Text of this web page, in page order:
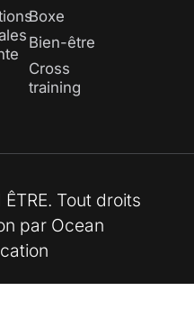
Boxe
Bien-être
Cross
training
Tout droits
par Ocean